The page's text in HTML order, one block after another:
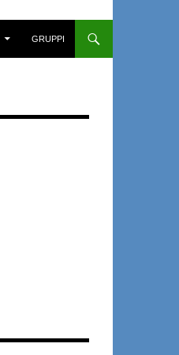
GRUPPI